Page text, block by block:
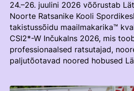
Teenetemärk
Logoraamat
Hobumajanduse Kaardistamise
Edetabelid
Ametnikud
Koolitused
Estonian Rising Stars
ROHELINE KAART
TUNNUSTATUD RATSAKOOLID
ARENGUMUDEL
KUTSE EETIKA
EKR TREENERIKUTSEST
Kutse Andmise Kord
Taotlemine
TALLINN HORSE SHOW
HOBUMAAILM
RATSANET
24.–26. juulini 2026 võõrustab
Noorte Ratsanike Kooli
takistussõidu maailmakarika™
CSI2*-W Inčukalns 2026, mis
professionaalsed ratsutajad,
paljutõotavad noored hobused